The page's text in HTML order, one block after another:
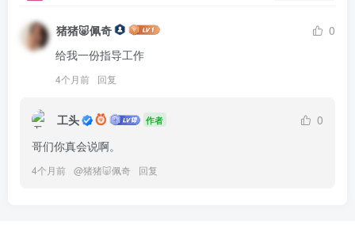
猪猪🐷佩奇
0
给我一份指导工作
4个月前 回复
工头 作者
0
哥们你真会说啊。
4个月前 @猪猪🐷佩奇 回复